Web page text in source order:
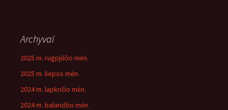
Archyvai
2025 m. rugpjūčio mėn.
2025 m. liepos mėn.
2024 m. lapkričio mėn.
2024 m. balandžio mėn.